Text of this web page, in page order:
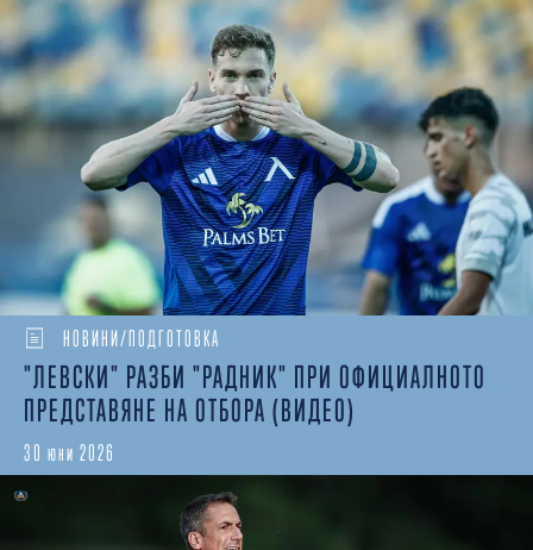
НОВИНИ/ПОДГОТОВКА
"ЛЕВСКИ" РАЗБИ "РАДНИК" ПРИ ОФИЦИАЛНОТО
ПРЕДСТАВЯНЕ НА ОТБОРА (ВИДЕО)
30 юни 2026